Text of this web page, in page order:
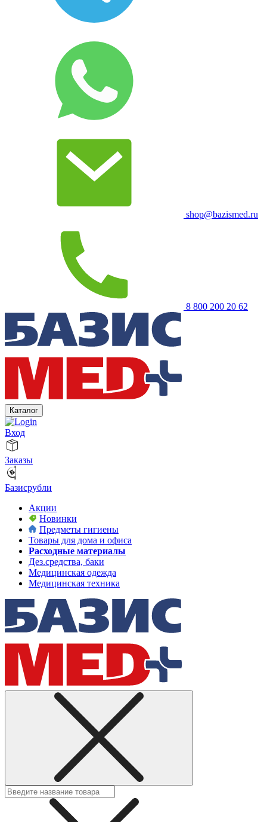
shop@bazismed.ru
8 800 200 20 62
Каталог
Вход
Заказы
Базисрубли
Акции
Новинки
Предметы гигиены
Товары для дома и офиса
Расходные материалы
Дез.средства, баки
Медицинская одежда
Медицинская техника